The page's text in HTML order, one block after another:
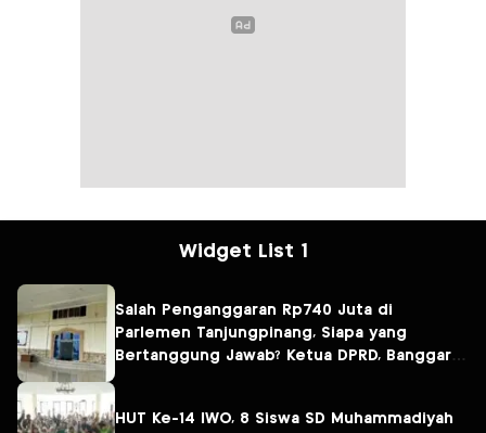
Widget List 1
Salah Penganggaran Rp740 Juta di
Parlemen Tanjungpinang, Siapa yang
Bertanggung Jawab? Ketua DPRD, Banggar
HUT Ke-14 IWO, 8 Siswa SD Muhammadiyah